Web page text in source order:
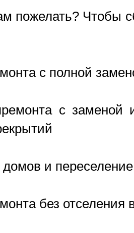
пожелать? Чтобы
с полной
с заменой
домов и
без отселения